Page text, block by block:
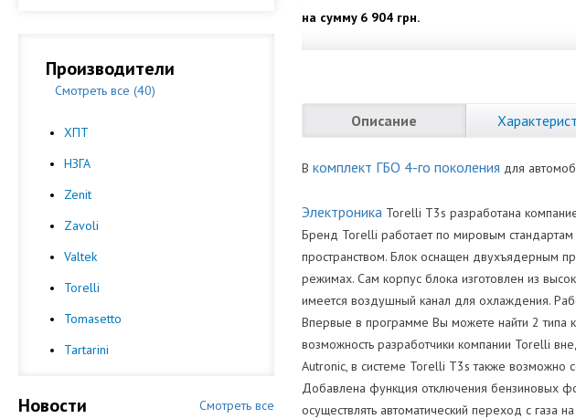
Производители
Смотреть все (40)
ХПТ
НЗГА
Zenit
Zavoli
Valtek
Torelli
Tomasetto
Tartarini
Новости Смотреть все
на сумму 6 904 грн.
Описание
В комплект ГБО 4-го поколения для
Электроника Torelli T3s разработана
Бренд Torelli работает по мировым стандартам
пространством. Блок оснащен двухъядерным
режимах. Сам корпус блока изготовлен из
имеется воздушный канал для охлаждения.
Впервые в программе Вы можете найти 2 типа
возможность разработчики компании Torelli
Autronic, в системе Torelli Т3s также возможно
Добавлена функция отключения бензиновых
осуществлять автоматический переход с газа